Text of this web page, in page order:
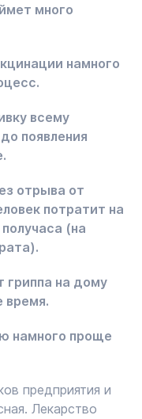
много
намного
всему
появления
отрыва от
потратит на
(на
гриппа на дому
время.
намного проще
предприятия и
Лекарство